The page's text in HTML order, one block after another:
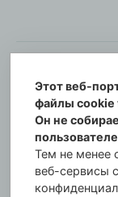
©
Орловская
00254 от 29
Газета
Федеральной
Этот веб-
файлы cookie
Он не
Тем не менее
веб-сервисы